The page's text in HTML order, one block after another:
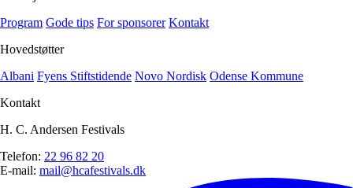
Program Gode tips For sponsorer Kontakt
Hovedstøtter
Albani Fyens Stiftstidende Novo Nordisk Odense Kommune
Kontakt
H. C. Andersen Festivals
Telefon: 22 96 82 20
E-mail: mail@hcafestivals.dk